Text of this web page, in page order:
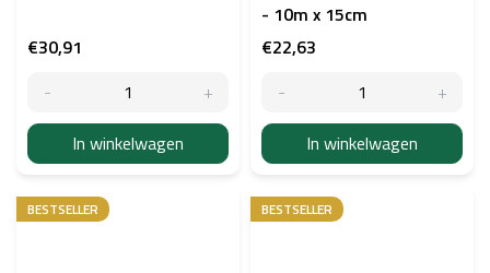
€30,91
In winkelwagen
- 10m x 15cm
€22,63
In winkelwagen
BESTSELLER BESTSELLER